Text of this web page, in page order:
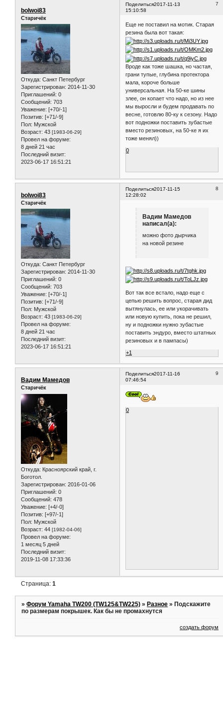
Поделиться 7
2017-11-13
15:10:58
bolwoi83
Старичёк
Откуда: Санкт Петербург
Зарегистрирован: 2014-11-30
Приглашений: 0
Сообщений: 703
Уважение: [+70/-1]
Позитив: [+71/-9]
Пол: Мужской
Возраст: 43 [1983-06-29]
Провел на форуме:
8 дней 21 час
Последний визит:
2023-06-17 16:51:21
Еще не поставил на мотик. Старая
резина была вот такая:
Вроде как тоже шашка, но частая,
грани тупые, глубина протектора
мала, короче больше
универсальная. На 50-ке шины
злее, он копает что надо, но из нее
мы выросли и будем продавать по
весне, готовлю 80-ку к сезону. Надо
вот подножки поставить зубастые
вместо резиновых, на 50-ке я их
тоже менял))
0
Поделиться 8
2017-11-15
12:28:02
bolwoi83
Старичёк
Откуда: Санкт Петербург
Зарегистрирован: 2014-11-30
Приглашений: 0
Сообщений: 703
Уважение: [+70/-1]
Позитив: [+71/-9]
Пол: Мужской
Возраст: 43 [1983-06-29]
Провел на форуме:
8 дней 21 час
Последний визит:
2023-06-17 16:51:21
Вадим Мамедов
написал(а):
можно фото дырчика
на новой резине
Вот так все встало, надо еще с
цепью решить вопрос, старая дид
вытянулась, ее или укорачивать
или новую купить, пока не решил,
ну и подножки нужно зубастые
поставить эндуро, вместо штатных
резиновых и в пампасы)
+1
Поделиться 9
2017-11-16
07:46:54
Вадим Мамедов
Старичёк
Откуда: Красноярский край, г.
Боготол.
Зарегистрирован: 2016-01-06
Приглашений: 0
Сообщений: 478
Уважение: [+4/-0]
Позитив: [+97/-1]
Пол: Мужской
Возраст: 44 [1982-04-06]
Провел на форуме:
1 месяц 5 дней
Последний визит:
2019-11-08 17:33:36
0
Страница:1
»Форум Yamaha TW200 (TW125&TW225) » Разное » Подскажите
по размерам покрышек. Как бы не промахнутся
создать форум